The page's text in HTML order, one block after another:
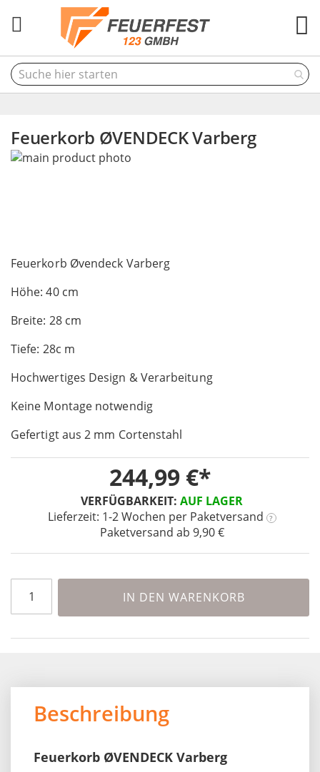
Feuerkorb ØVENDECK Varberg
Feuerkorb Øvendeck Varberg
Höhe: 40 cm
Breite: 28 cm
Tiefe: 28c m
Hochwertiges Design & Verarbeitung
Keine Montage notwendig
Gefertigt aus 2 mm Cortenstahl
VERFÜGBARKEIT: AUF LAGER
Lieferzeit: 1-2 Wochen per Paketversand ?
Paketversand ab 9,90 €
244,99 €
IN DEN WARENKORB
Skip
gallery
to
beginning
the
images
gallery
Beschreibung
Feuerkorb ØVENDECK Varberg